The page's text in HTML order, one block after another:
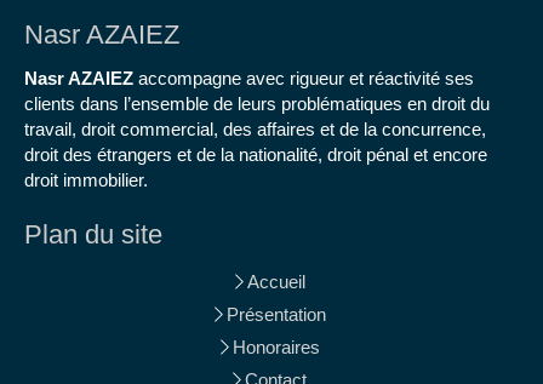
Nasr AZAIEZ
Nasr AZAIEZ accompagne avec rigueur et réactivité ses
clients dans l’ensemble de leurs problématiques en droit du
travail, droit commercial, des affaires et de la concurrence,
droit des étrangers et de la nationalité, droit pénal et encore
droit immobilier.
Plan du site
Accueil
Présentation
Honoraires
Contact